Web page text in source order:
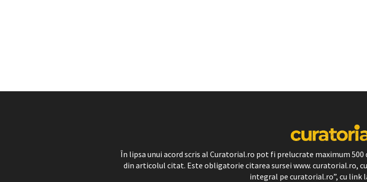
În lipsa unui acord scris al Curatorial.ro pot fi prelucrate maximum
din articolul citat. Este obligatorie citarea sursei www. curatorial.ro,
integral pe curatorial.ro”, cu link